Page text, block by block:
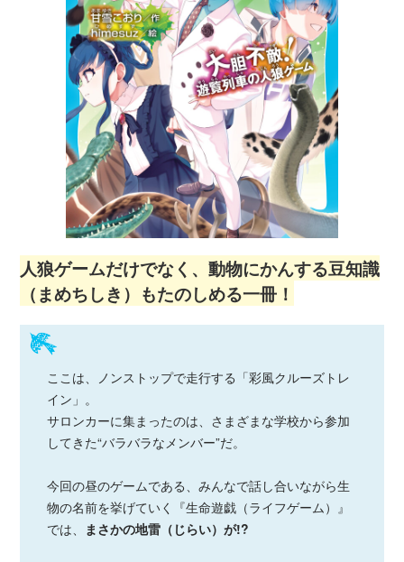
人狼ゲームだけでなく、動物にかんする豆知識
（まめちしき）もたのしめる一冊！
ここは、ノンストップで走行する「彩風クルーズトレ
イン」。
サロンカーに集まったのは、さまざまな学校から参加
してきた“バラバラなメンバー”だ。
今回の昼のゲームである、みんなで話し合いながら生
物の名前を挙げていく『生命遊戯（ライフゲーム）』
では、 まさかの地雷（じらい）が!?